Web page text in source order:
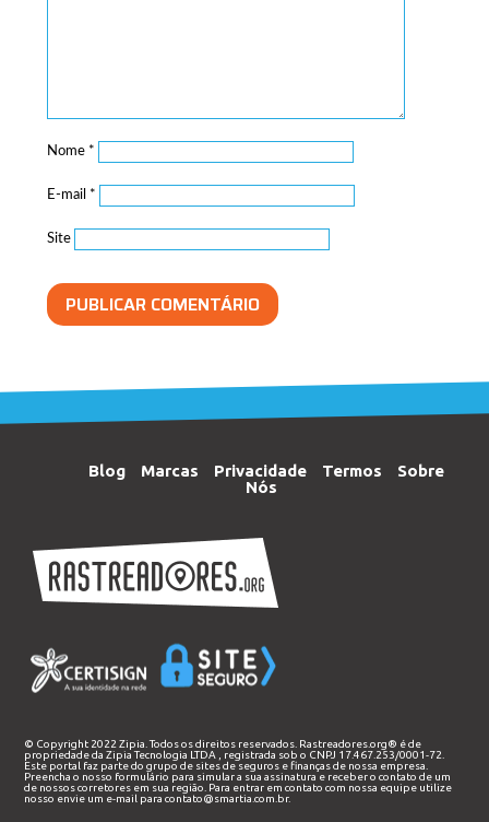
Nome *
E-mail *
Site
Blog Marcas Privacidade Termos
Sobre
Nós
© Copyright 2022 Zipia. Todos os direitos reservados. Rastreadores.org® é de
propriedade daZipia Tecnologia LTDA
, registrada sob o CNPJ 17.467.253/0001-72.
Este portal faz parte do grupo de sites de seguros e finanças de nossa empresa.
Preencha o nosso formulário para simular a sua assinatura e receber o contato de um
de nossos corretores em sua região. Para entrar em contato com nossa equipe utilize
nosso envie um e-mail paracontato@smartia.com.br.